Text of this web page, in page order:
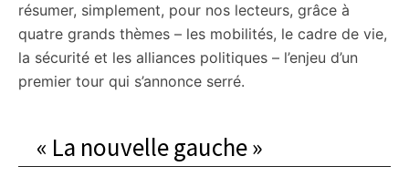
résumer, simplement, pour nos lecteurs, grâce à
quatre grands thèmes – les mobilités, le cadre de vie,
la sécurité et les alliances politiques – l’enjeu d’un
premier tour qui s’annonce serré.
« La nouvelle gauche »